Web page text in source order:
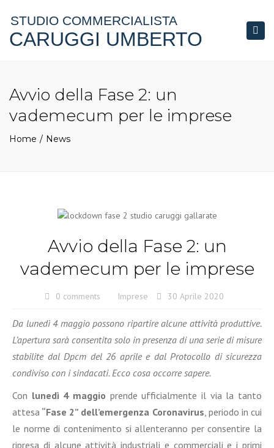
STUDIO COMMERCIALISTA
CARUGGI UMBERTO
Avvio della Fase 2: un
vademecum per le imprese
Home News
Avvio della Fase 2: un
vademecum per le imprese
0 comments Imprese 30 Aprile 2020
Da lunedì 4 maggio possono ripartire alcune attività produttive.
L’apertura sarà consentita solo in presenza di una serie di misure
stabilite dal Dpcm del 26 aprile e dal Protocollo di sicurezza
condiviso con i sindacati. Ecco cosa occorre sapere.
Con lunedì 4 maggio prende ufficialmente il via la tanto
attesa “Fase 2” dell’emergenza Coronavirus, periodo in cui
le norme di contenimento si allenteranno per consentire la
ripresa di alcune attività industriali e commerciali e i primi